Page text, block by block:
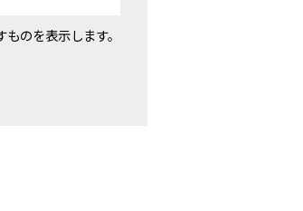
のを表示します。